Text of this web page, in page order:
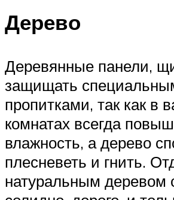
Дерево
Деревянные панели,
защищать
пропитками, так как в
комнатах всегда
влажность, а дерево
плесневеть и гнить.
натуральным деревом